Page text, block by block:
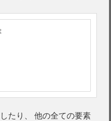
たり、 他の全ての要素